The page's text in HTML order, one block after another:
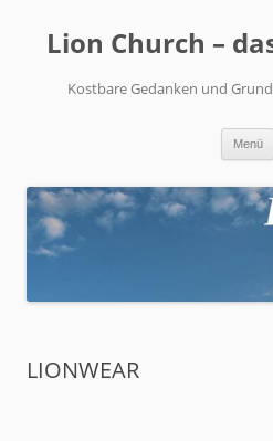
springen
Lion Church –
Kostbare Gedanken und
Menü
LIONWEAR